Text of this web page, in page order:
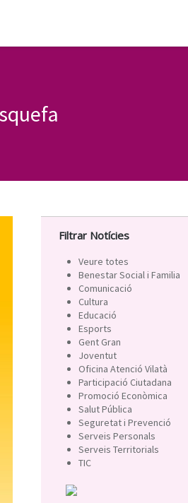
Filtrar Notícies
Veure totes
Benestar Social i Familia
Comunicació
Cultura
Educació
Esports
Gent Gran
Joventut
Oficina Atenció Vilatà
Participació Ciutadana
Promoció Econòmica
Salut Pública
Seguretat i Prevenció
Serveis Personals
Serveis Territorials
TIC